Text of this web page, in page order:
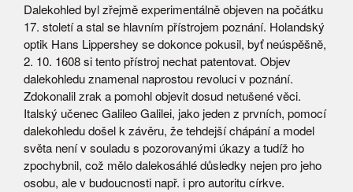
Dalekohled byl zřejmě experimentálně objeven na počátku
17. století a stal se hlavním přístrojem poznání. Holandský
optik Hans Lippershey se dokonce pokusil, byť neúspěšně,
2. 10. 1608 si tento přístroj nechat patentovat. Objev
dalekohledu znamenal naprostou revoluci v poznání.
Zdokonalil zrak a pomohl objevit dosud netušené věci.
Italský učenec Galileo Galilei, jako jeden z prvních, pomocí
dalekohledu došel k závěru, že tehdejší chápání a model
světa není v souladu s pozorovanými úkazy a tudíž ho
zpochybnil, což mělo dalekosáhlé důsledky nejen pro jeho
osobu, ale v budoucnosti např. i pro autoritu církve.